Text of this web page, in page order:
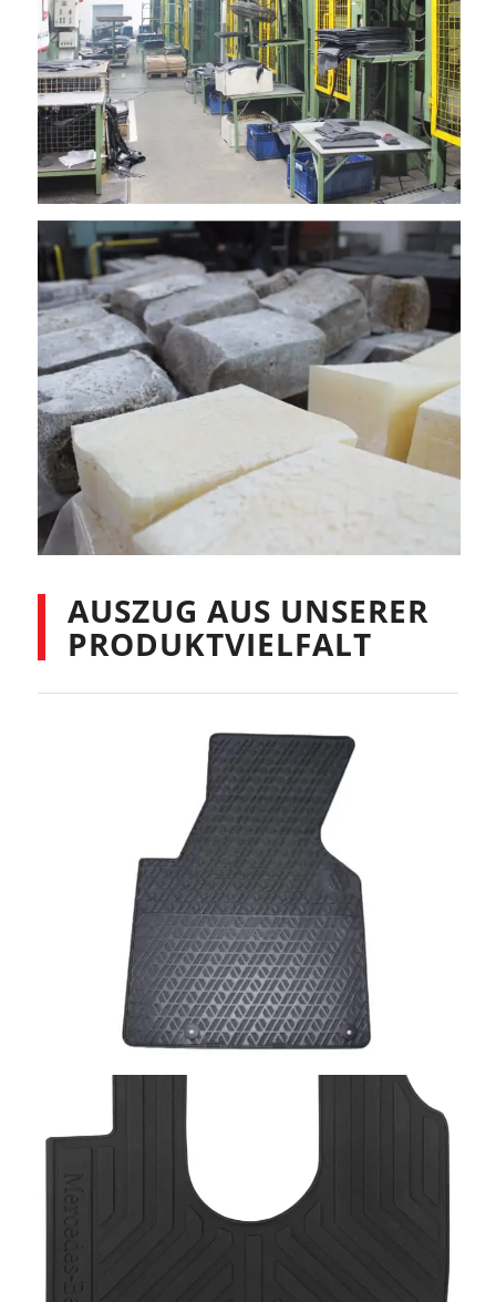
AUSZUG AUS UNSERER
PRODUKTVIELFALT